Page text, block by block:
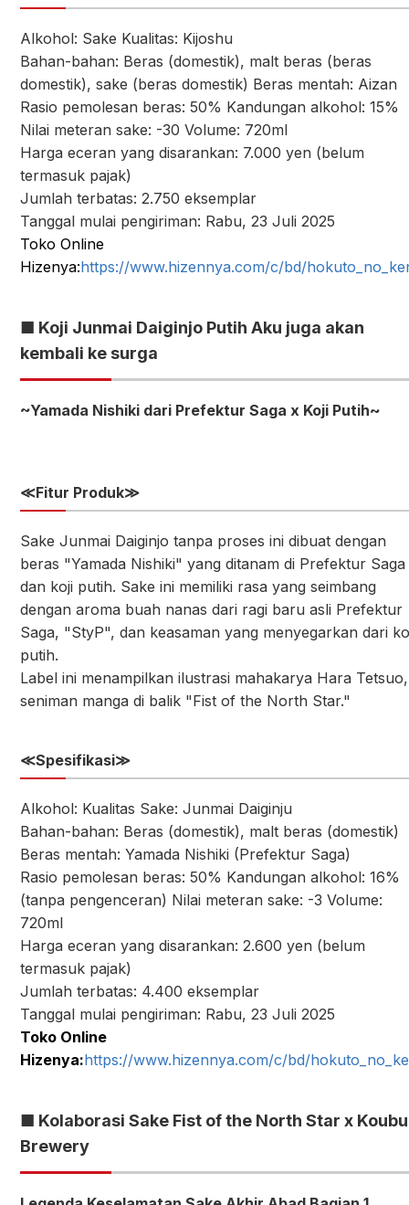
Alkohol: Sake Kualitas: Kijoshu
Bahan-bahan: Beras (domestik), malt beras (beras
domestik), sake (beras domestik) Beras mentah: Aizan
Rasio pemolesan beras: 50% Kandungan alkohol: 15%
Nilai meteran sake: -30 Volume: 720ml
Harga eceran yang disarankan: 7.000 yen (belum
termasuk pajak)
Jumlah terbatas: 2.750 eksemplar
Tanggal mulai pengiriman: Rabu, 23 Juli 2025
Toko Online
Hizenya:https://www.hizennya.com/c/bd/
■ Koji Junmai Daiginjo Putih Aku juga akan
kembali ke surga
~Yamada Nishiki dari Prefektur Saga x Koji Putih~
≪Fitur Produk≫
Sake Junmai Daiginjo tanpa proses ini dibuat dengan
beras "Yamada Nishiki" yang ditanam di Prefektur Saga
dan koji putih. Sake ini memiliki rasa yang seimbang
dengan aroma buah nanas dari ragi baru asli Prefektur
Saga, "StyP", dan keasaman yang menyegarkan dari
putih.
Label ini menampilkan ilustrasi mahakarya Hara Tetsuo,
seniman manga di balik "Fist of the North Star."
≪Spesifikasi≫
Alkohol: Kualitas Sake: Junmai Daiginju
Bahan-bahan: Beras (domestik), malt beras (domestik)
Beras mentah: Yamada Nishiki (Prefektur Saga)
Rasio pemolesan beras: 50% Kandungan alkohol: 16%
(tanpa pengenceran) Nilai meteran sake: -3 Volume:
720ml
Harga eceran yang disarankan: 2.600 yen (belum
termasuk pajak)
Jumlah terbatas: 4.400 eksemplar
Tanggal mulai pengiriman: Rabu, 23 Juli 2025
Toko Online
Hizenya:https://www.hizennya.com/c/bd/
■ Kolaborasi Sake Fist of the North Star x Koubu
Brewery